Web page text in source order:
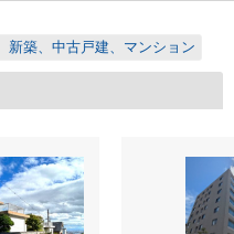
新築、中古戸建、マンション